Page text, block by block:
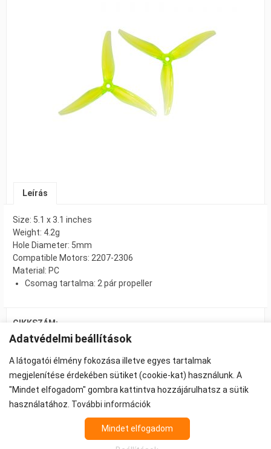
Leírás
Size: 5.1 x 3.1 inches
Weight: 4.2g
Hole Diameter: 5mm
Compatible Motors: 2207-2306
Material: PC
Csomag tartalma: 2 pár propeller
CIKKSZÁM:
FPV 7314
KATEGÓRIA: EGYÉB
ÁSZF-Adatkezelés-Cookie beállítások
Propeller - FPV Alkatrész - FPV felszerelés
Adatvédelmi beállítások
A látogatói élmény fokozása illetve egyes tartalmak
megjelenítése érdekében sütiket (cookie-kat) használunk. A
"Mindet elfogadom" gombra kattintva hozzájárulhatsz a sütik
használatához. További információk
Mindet elfogadom